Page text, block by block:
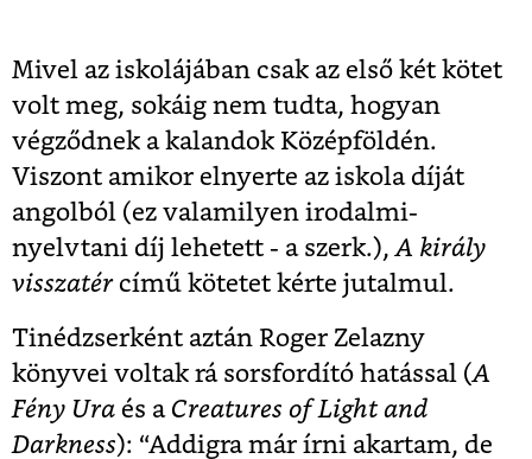
Mivel az iskolájában csak az első két kötet
volt meg, sokáig nem tudta, hogyan
végződnek a kalandok Középföldén.
Viszont amikor elnyerte az iskola díját
angolból (ez valamilyen irodalmi-
nyelvtani díj lehetett - a szerk.), A király
visszatércímű kötetet kérte jutalmul.
Tinédzserként aztán Roger Zelazny
könyvei voltak rá sorsfordító hatással (A
Fény Ura és a Creatures of Light and
Darkness): “Addigra már írni akartam, de